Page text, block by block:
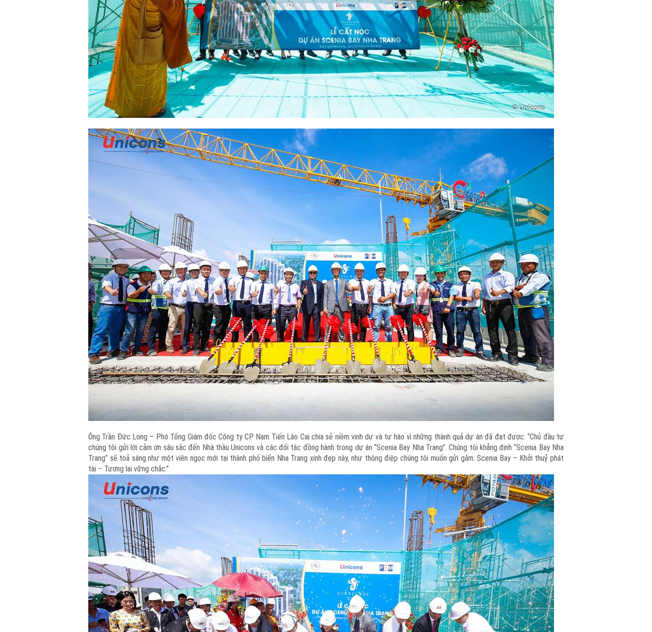
Ông Trần Đức Long – Phó Tổng Giám đốc Công ty CP Nam Tiến Lào Cai chia sẻ niềm vinh dự và tự hào vì những thành quả dự án đã đạt được: “Chủ đầu tư
chúng tôi gửi lời cảm ơn sâu sắc đến Nhà thầu Unicons và các đối tác đồng hành trong dự án “Scenia Bay Nha Trang”. Chúng tôi khẳng định “Scenia Bay Nha
Trang” sẽ toả sáng như một viên ngọc mới tại thành phố biển Nha Trang xinh đẹp này, như thông điệp chúng tôi muốn gửi gắm: Scenia Bay – Khởi thuỷ phát
tài – Tương lai vững chắc.”